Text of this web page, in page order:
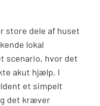
store dele af huset
lokal
scenario, hvor det
akut hjælp. I
et simpelt
det kræver